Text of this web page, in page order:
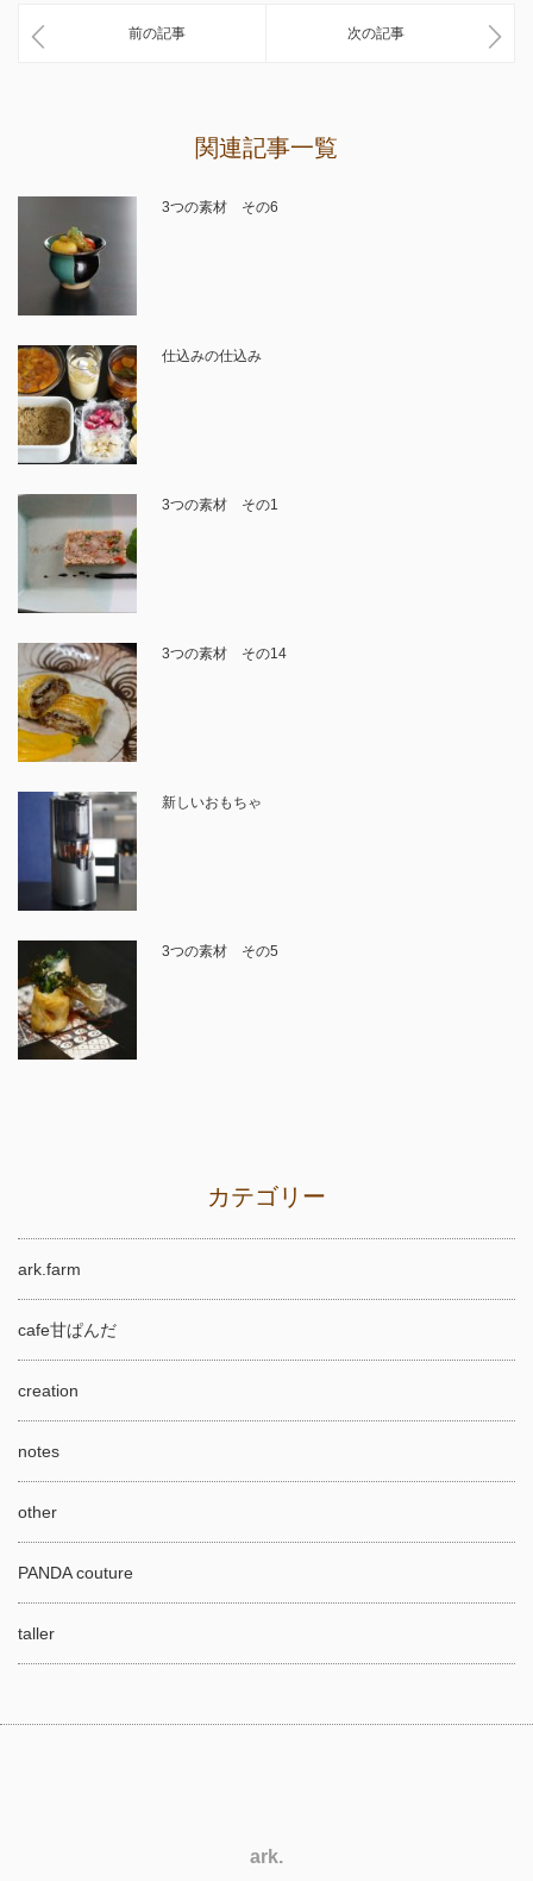
前の記事 次の記事
関連記事一覧
3つの素材 その6
仕込みの仕込み
3つの素材 その1
3つの素材 その14
新しいおもちゃ
3つの素材 その5
カテゴリー
ark.farm
cafe甘ぱんだ
creation
notes
other
PANDA couture
taller
ark.